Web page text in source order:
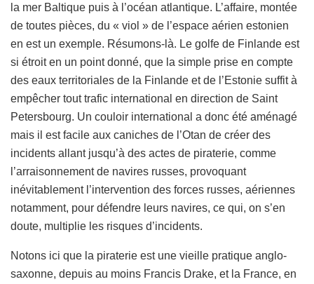
la mer Baltique puis à l’océan atlantique. L’affaire, montée
de toutes pièces, du « viol » de l’espace aérien estonien
en est un exemple. Résumons-là. Le golfe de Finlande est
si étroit en un point donné, que la simple prise en compte
des eaux territoriales de la Finlande et de l’Estonie suffit à
empêcher tout trafic international en direction de Saint
Petersbourg. Un couloir international a donc été aménagé
mais il est facile aux caniches de l’Otan de créer des
incidents allant jusqu’à des actes de piraterie, comme
l’arraisonnement de navires russes, provoquant
inévitablement l’intervention des forces russes, aériennes
notamment, pour défendre leurs navires, ce qui, on s’en
doute, multiplie les risques d’incidents.
Notons ici que la piraterie est une vieille pratique anglo-
saxonne, depuis au moins Francis Drake, et la France, en